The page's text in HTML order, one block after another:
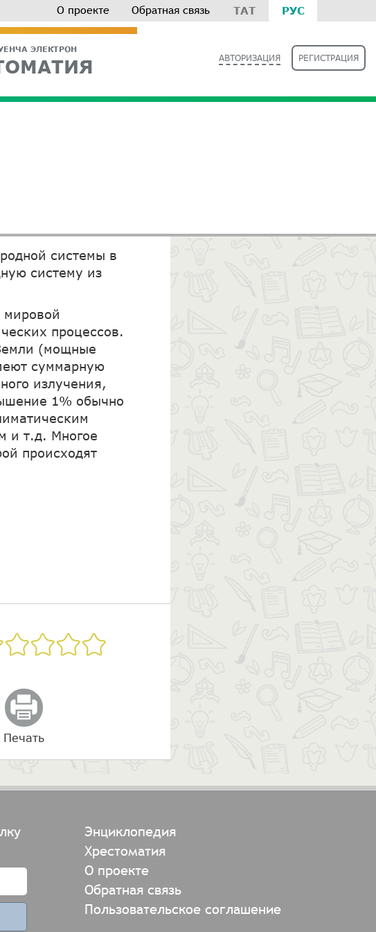
ТАТ РУС
О проекте Обратная связь
ЭЛЕКТРОН
АВТОРИЗАЦИЯ РЕГИСТРАЦИЯ
системы в
систему из
мировой
процессов.
(мощные
суммарную
излучения,
1% обычно
и т.д. Многое
происходят
Печать
Энциклопедия
Хрестоматия
О проекте
Обратная связь
Пользовательское соглашение